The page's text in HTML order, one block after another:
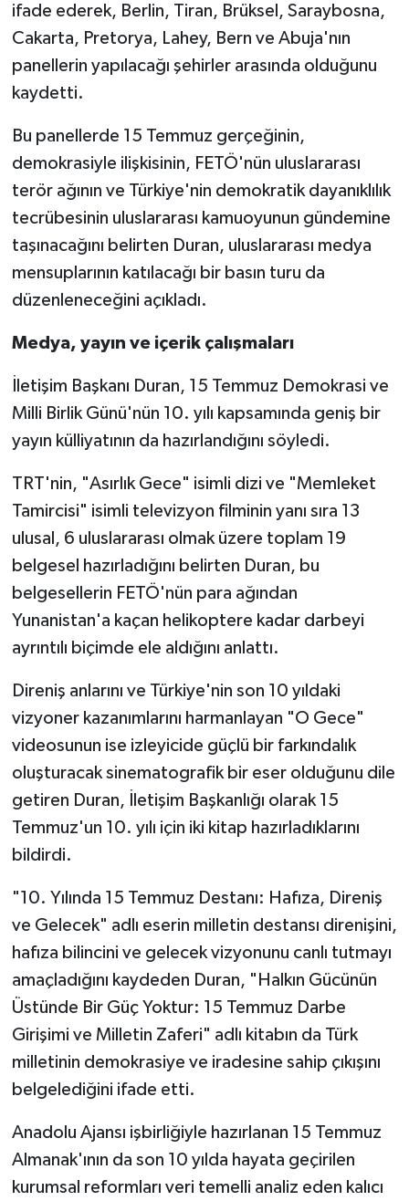
ifade ederek, Berlin, Tiran, Brüksel, Saraybosna,
Cakarta, Pretorya, Lahey, Bern ve Abuja'nın
panellerin yapılacağı şehirler arasında olduğunu
kaydetti.
Bu panellerde 15 Temmuz gerçeğinin,
demokrasiyle ilişkisinin, FETÖ'nün uluslararası
terör ağının ve Türkiye'nin demokratik dayanıklılık
tecrübesinin uluslararası kamuoyunun gündemine
taşınacağını belirten Duran, uluslararası medya
mensuplarının katılacağı bir basın turu da
düzenleneceğini açıkladı.
Medya, yayın ve içerik çalışmaları
İletişim Başkanı Duran, 15 Temmuz Demokrasi ve
Milli Birlik Günü'nün 10. yılı kapsamında geniş bir
yayın külliyatının da hazırlandığını söyledi.
TRT'nin, "Asırlık Gece" isimli dizi ve "Memleket
Tamircisi" isimli televizyon filminin yanı sıra 13
ulusal, 6 uluslararası olmak üzere toplam 19
belgesel hazırladığını belirten Duran, bu
belgesellerin FETÖ'nün para ağından
Yunanistan'a kaçan helikoptere kadar darbeyi
ayrıntılı biçimde ele aldığını anlattı.
Direniş anlarını ve Türkiye'nin son 10 yıldaki
vizyoner kazanımlarını harmanlayan "O Gece"
videosunun ise izleyicide güçlü bir farkındalık
oluşturacak sinematografik bir eser olduğunu dile
getiren Duran, İletişim Başkanlığı olarak 15
Temmuz'un 10. yılı için iki kitap hazırladıklarını
bildirdi.
"10. Yılında 15 Temmuz Destanı: Hafıza, Direniş
ve Gelecek" adlı eserin milletin destansı direnişini,
hafıza bilincini ve gelecek vizyonunu canlı tutmayı
amaçladığını kaydeden Duran, "Halkın Gücünün
Üstünde Bir Güç Yoktur: 15 Temmuz Darbe
Girişimi ve Milletin Zaferi" adlı kitabın da Türk
milletinin demokrasiye ve iradesine sahip çıkışını
belgelediğini ifade etti.
Anadolu Ajansı işbirliğiyle hazırlanan 15 Temmuz
Almanak'ının da son 10 yılda hayata geçirilen
kurumsal reformları veri temelli analiz eden kalıcı